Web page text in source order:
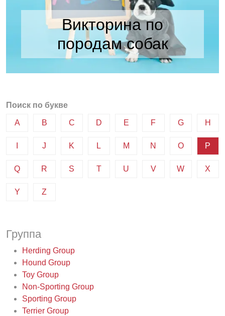
Викторина по
породам собак
Поиск по букве
A B C D E F G H
J K L M N O P
Q R S T U V W X
Y Z
Группа
Herding Group
Hound Group
Toy Group
Non-Sporting Group
Sporting Group
Terrier Group